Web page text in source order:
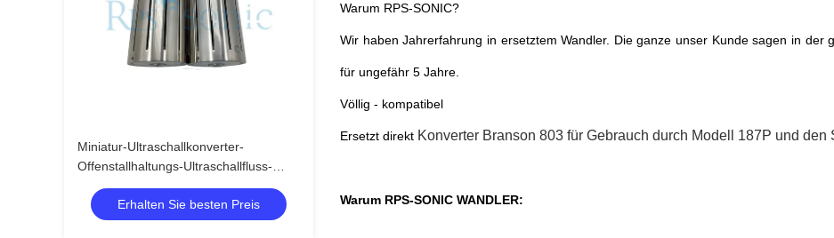
Miniatur-Ultraschallkonverter-
Offenstallhaltungs-Ultraschallfluss-
Konverter Rinco
Erhalten Sie besten Preis
Warum RPS-SONIC?
Wir haben Jahrerfahrung in ersetztem Wandler. Die ganze unser Kunde sagen in der
für ungefähr 5 Jahre.
Völlig - kompatibel
Ersetzt direkt Konverter Branson 803 für Gebrauch durch Modell 187P und den
Warum RPS-SONIC WANDLER: